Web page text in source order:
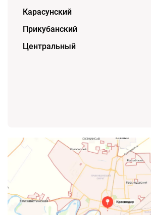
Карасунский
Прикубанский
Центральный